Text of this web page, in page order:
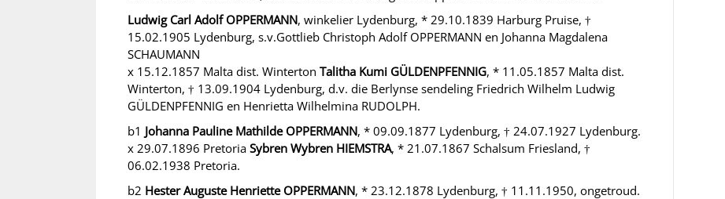
Ludwig Carl Adolf OPPERMANN, winkelier Lydenburg, * 29.10.1839 Harburg Pruise, †
15.02.1905 Lydenburg, s.v.Gottlieb Christoph Adolf OPPERMANN en Johanna Magdalena
SCHAUMANN
x 15.12.1857 Malta dist. Winterton Talitha Kumi GÜLDENPFENNIG, * 11.05.1857 Malta dist.
Winterton, † 13.09.1904 Lydenburg, d.v. die Berlynse sendeling Friedrich Wilhelm Ludwig
GÜLDENPFENNIG en Henrietta Wilhelmina RUDOLPH.
b1 Johanna Pauline Mathilde OPPERMANN, * 09.09.1877 Lydenburg, † 24.07.1927 Lydenburg.
x 29.07.1896 Pretoria Sybren Wybren HIEMSTRA, * 21.07.1867 Schalsum Friesland, †
06.02.1938 Pretoria.
b2 Hester Auguste Henriette OPPERMANN, * 23.12.1878 Lydenburg, † 11.11.1950, ongetroud.